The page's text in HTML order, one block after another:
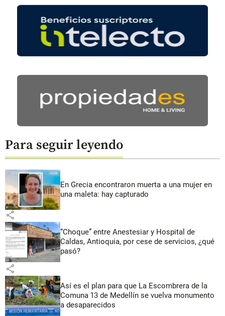
Para seguir leyendo
En Grecia encontraron muerta a una mujer en
una maleta: hay capturado
share
“Choque” entre Anestesiar y Hospital de
Caldas, Antioquia, por cese de servicios, ¿qué
pasó?
share
Así es el plan para que La Escombrera de la
Comuna 13 de Medellín se vuelva monumento
a desaparecidos